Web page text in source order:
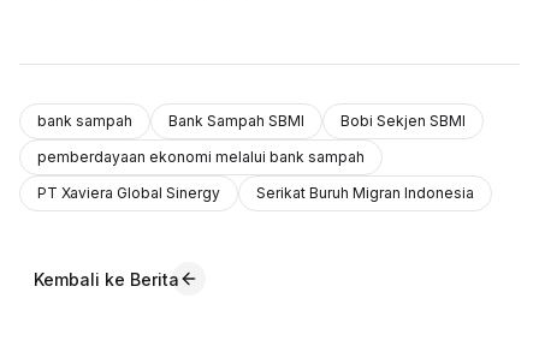
bank sampah Bank Sampah SBMI
Bobi Sekjen SBMI
pemberdayaan ekonomi melalui bank sampah
PT Xaviera Global Sinergy
Serikat Buruh Migran Indonesia
Kembali ke Berita